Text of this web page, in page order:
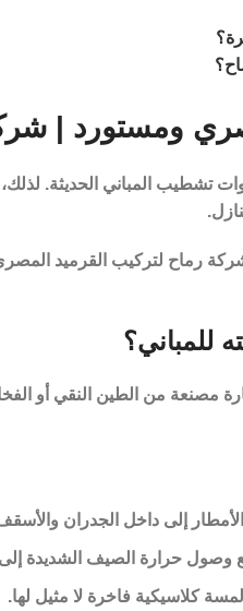
| شركة رماح
تشطيب المباني الحديثة.
رماح لتركيب القرميد
للمباني؟
مصنعة من الطين النقي أو
إلى داخل الجدران
وصول حرارة الصيف الشديدة
كلاسيكية فاخرة لا مثيل لها.